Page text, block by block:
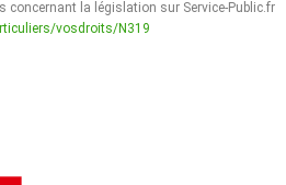
concernant la législation sur Service-Public.fr
vosdroits/N319